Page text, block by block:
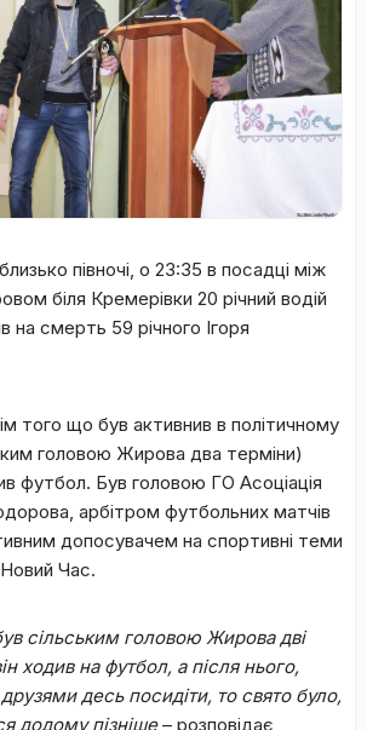
півночі, о 23:35 в посадці між
біля Кремерівки 20 річний водій
на смерть 59 річного Ігоря
того що був активнив в політичному
головою Жирова два терміни)
футбол. Був головою ГО Асоціація
арбітром футбольних матчів
допосувачем на спортивні теми
Час.
сільським головою Жирова дві
ходив на футбол, а після нього,
десь посидіти, то свято було,
додому пізніше– розповідає